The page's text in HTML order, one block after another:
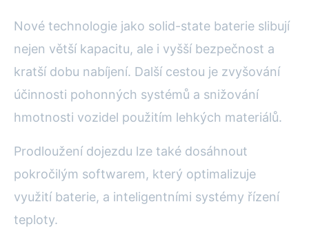
Nové technologie jako solid-state baterie slibují
nejen větší kapacitu, ale i vyšší bezpečnost a
kratší dobu nabíjení. Další cestou je zvyšování
účinnosti pohonných systémů a snižování
hmotnosti vozidel použitím lehkých materiálů.
Prodloužení dojezdu lze také dosáhnout
pokročilým softwarem, který optimalizuje
využití baterie, a inteligentními systémy řízení
teploty.